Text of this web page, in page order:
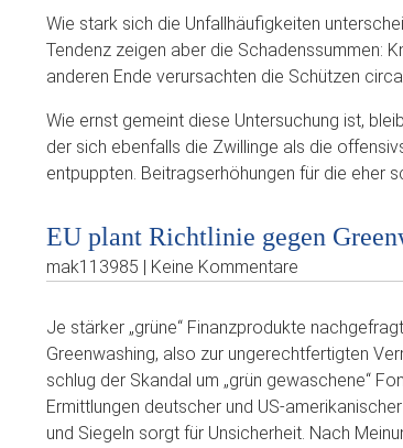
Wie stark sich die Unfallhäufigkeiten
Tendenz zeigen aber die Schadenssummen:
anderen Ende verursachten die Schützen
Wie ernst gemeint diese Untersuchung ist,
der sich ebenfalls die Zwillinge als die
entpuppten. Beitragserhöhungen für die eher
EU plant Richtlinie gegen
mak113985 | Keine Kommentare
Je stärker „grüne“ Finanzprodukte
Greenwashing, also zur ungerechtfertigten
schlug der Skandal um „grün gewaschene“
Ermittlungen deutscher und US-
und Siegeln sorgt für Unsicherheit. Nach